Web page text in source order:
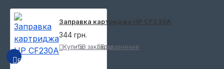
БЫСТРЫЙ ПРОСМОТР
Заправка картриджа HP CF230A
344 грн.
КупитьВ закладкиВ сравнение